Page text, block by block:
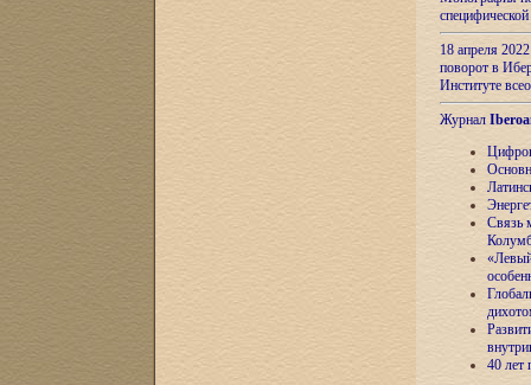
18 апреля
поворот в
Институте
Журнал
Связь
40 лет